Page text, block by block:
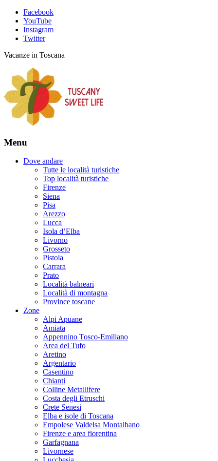
Facebook
YouTube
Instagram
Twitter
Vacanze in Toscana
Menu
Dove andare
Tutte le località turistiche
Top località turistiche
Firenze
Siena
Pisa
Arezzo
Lucca
Isola d’Elba
Livorno
Grosseto
Pistoia
Carrara
Prato
Località balneari
Località di montagna
Province toscane
Zone
Alpi Apuane
Amiata
Appennino Tosco-Emiliano
Area del Tufo
Aretino
Argentario
Casentino
Chianti
Colline Metallifere
Costa degli Etruschi
Crete Senesi
Elba e isole di Toscana
Empolese Valdelsa Montalbano
Firenze e area fiorentina
Garfagnana
Livornese